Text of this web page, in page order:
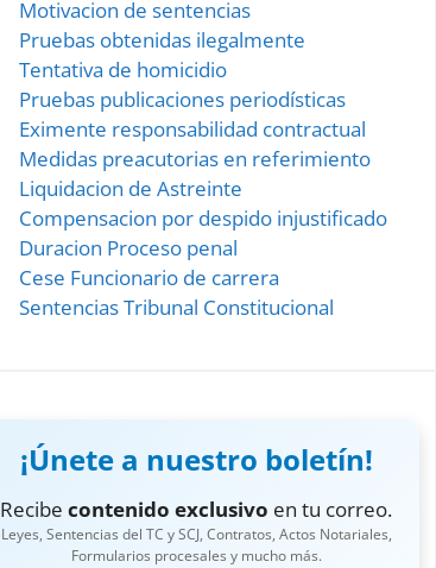
Motivacion de sentencias
Pruebas obtenidas ilegalmente
Tentativa de homicidio
Pruebas publicaciones periodísticas
Eximente responsabilidad contractual
Medidas preacutorias en referimiento
Liquidacion de Astreinte
Compensacion por despido injustificado
Duracion Proceso penal
Cese Funcionario de carrera
Sentencias Tribunal Constitucional
¡Únete a nuestro boletín!
Recibecontenido exclusivo en tu correo.
Leyes, Sentencias del TC y SCJ, Contratos, Actos Notariales,
Formularios procesales y mucho más.